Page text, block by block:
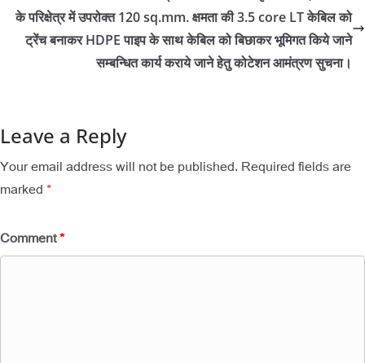
के परिक्षेत्र में उपरोक्त 120 sq.mm. क्षमता की 3.5 core LT केबिल को
ट्रेंच बनाकर HDPE पाइप के साथ केबिल को बिछाकर भूमिगत किये जाने
सम्बन्धित कार्य कराये जाने हेतु कोटेशन आमंत्रण सुचना।
Leave a Reply
Your email address will not be published. Required fields are
marked *
Comment*